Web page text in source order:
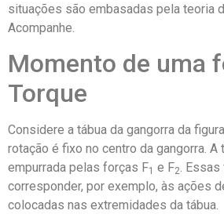
situações são embasadas pela teoria
Acompanhe.
Momento de uma
Torque
Considere a tábua da gangorra da
rotação é fixo no centro da gangorra. A
empurrada pelas forças F1 e F2. Essas
corresponder, por exemplo, às ações
colocadas nas extremidades da tábua.